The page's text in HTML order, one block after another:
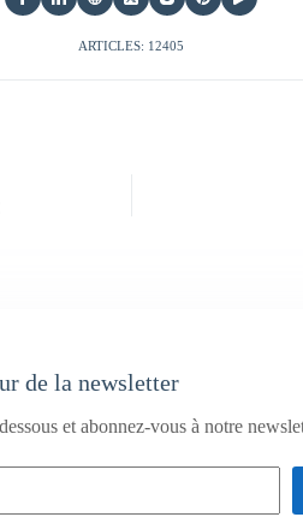
ARTICLES: 12405
de la newsletter
et abonnez-vous à notre